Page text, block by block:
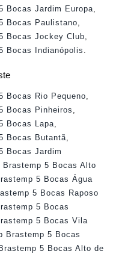
Bocas Jardim Europa
Bocas Paulistano
Bocas Jockey Club
Bocas Indianópolis
Bocas Rio Pequeno,
Bocas Pinheiros ,
Bocas Lapa,
Bocas Butantã,
Bocas Jardim
5 Bocas Alto
5 Bocas Água
5 Bocas Raposo
5 Bocas
5 Bocas Vila
Brastemp 5 Bocas
5 Bocas Alto de